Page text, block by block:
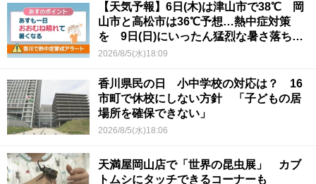
【天気予報】6日(木)は津山市で38℃ 岡
山市と高松市は36℃予想…熱中症対策
を 9日(日)にいったん猛烈な暑さ落ち着
くか
2026/8/5(水)18:09
香川県民の日 小中学校の対応は？ 16
市町で休校にしない方針 「子どもの居
場所を確保できない」
2026/8/5(水)18:06
天満屋岡山店で「世界の昆虫展」 カブ
トムシにタッチできるコーナーも